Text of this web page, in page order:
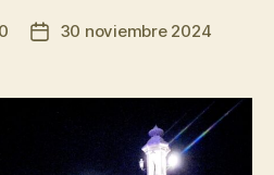
30 noviembre 2024